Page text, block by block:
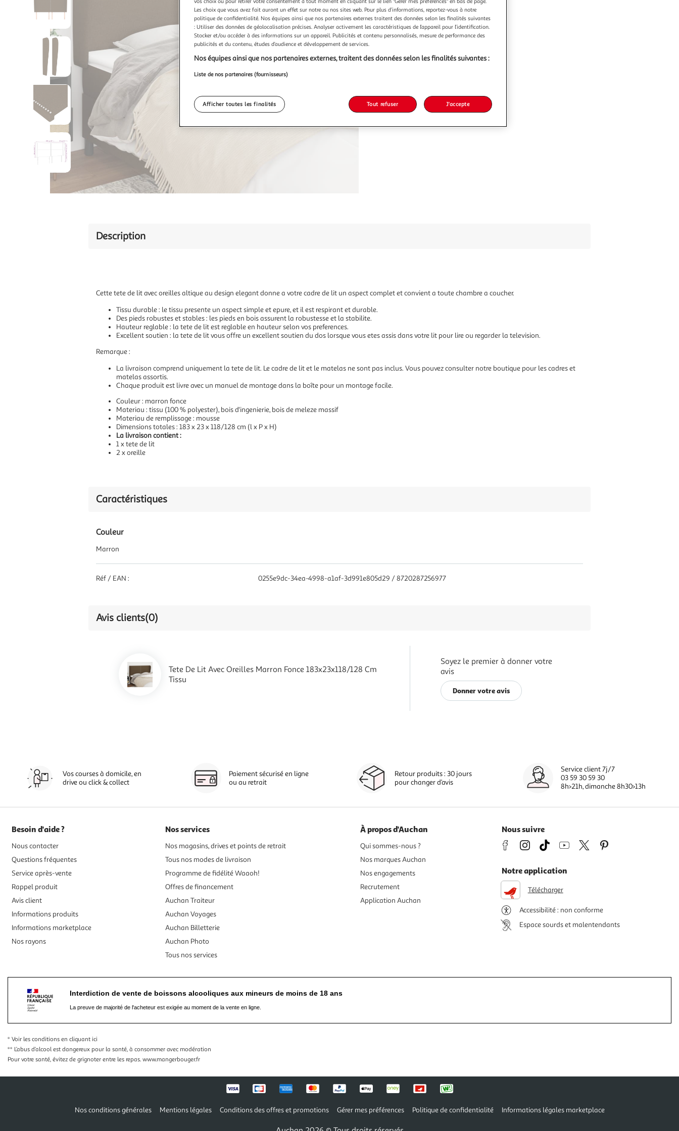
Description
Cette tete de lit avec oreilles altique au design elegant donne a votre cadre de lit un aspect complet et convient a toute chambre a coucher.
Tissu durable : le tissu presente un aspect simple et epure, et il est respirant et durable.
Des pieds robustes et stables : les pieds en bois assurent la robustesse et la stabilite.
Hauteur reglable : la tete de lit est reglable en hauteur selon vos preferences.
Excellent soutien : la tete de lit vous offre un excellent soutien du dos lorsque vous etes assis dans votre lit pour lire ou regarder la television.
Remarque :
La livraison comprend uniquement la tete de lit. Le cadre de lit et le matelas ne sont pas inclus. Vous pouvez consulter notre boutique pour les cadres et
matelas assortis.
Chaque produit est livre avec un manuel de montage dans la boîte pour un montage facile.
Couleur : marron fonce
Materiau : tissu (100 % polyester), bois d'ingenierie, bois de meleze massif
Materiau de remplissage : mousse
Dimensions totales : 183 x 23 x 118/128 cm (l x P x H)
La livraison contient :
1 x tete de lit
2 x oreille
Caractéristiques
Couleur
Marron
Réf / EAN : 0255e9dc-34ea-4998-a1af-3d991e805d29 / 8720287256977
Avis clients(0)
Tete De Lit Avec Oreilles Marron Fonce 183x23x118/128 Cm
Tissu
Soyez le premier à donner votre
avis
Donner votre avis
Vos courses à domicile, en
drive ou click & collect
Paiement sécurisé en ligne
ou au retrait
Retour produits : 30 jours
pour changer d’avis
Service client 7j/7
03 59 30 59 30
8h>21h, dimanche 8h30>13h
Besoin d'aide ?
Nous contacter
Questions fréquentes
Service après-vente
Rappel produit
Avis client
Informations produits
Informations marketplace
Nos rayons
Nos services
Nos magasins, drives et points de retrait
Tous nos modes de livraison
Programme de fidélité Waaoh!
Offres de financement
Auchan Traiteur
Auchan Voyages
Auchan Billetterie
Auchan Photo
Tous nos services
À propos d'Auchan
Qui sommes-nous ?
Nos marques Auchan
Nos engagements
Recrutement
Application Auchan
Nous suivre
Notre application
Télécharger
Accessibilité : non conforme
Espace sourds et malentendants
Interdiction de vente de boissons alcooliques aux mineurs de moins de 18 ans
La preuve de majorité de l'acheteur est exigée au moment de la vente en ligne.
* Voir les conditions en cliquant ici
** L’abus d’alcool est dangereux pour la santé, à consommer avec modération
Pour votre santé, évitez de grignoter entre les repas. www.mangerbouger.fr
Nos conditions générales Mentions légales Conditions des offres et promotions Gérer mes préférences Politique de confidentialité Informations légales marketplace
Les choix que vous avez fait auront un effet sur notre ou nos sites web. Pour plus d’informations, reportez-vous à notre
politique de confidentialité. Nos équipes ainsi que nos partenaires externes traitent des données selon les finalités suivantes
: Utiliser des données de géolocalisation précises. Analyser activement les caractéristiques de l’appareil pour l’identification.
Stocker et/ou accéder à des informations sur un appareil. Publicités et contenu personnalisés, mesure de performance des
publicités et du contenu, études d’audience et développement de services.
Nos équipes ainsi que nos partenaires externes, traitent des données selon les finalités suivantes :
Liste de nos partenaires (fournisseurs)
Afficher toutes les finalités Tout refuser J'accepte